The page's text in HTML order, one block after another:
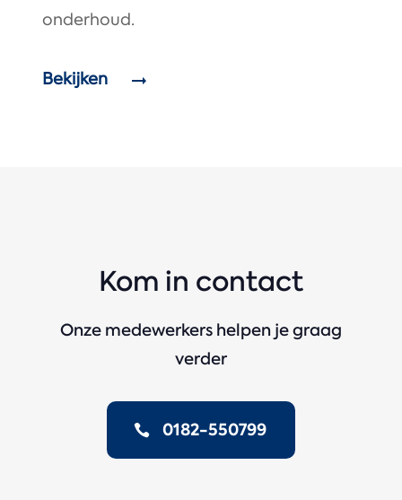
onderhoud.
Bekijken
Kom in contact
Onze medewerkers helpen je graag
verder
0182-550799